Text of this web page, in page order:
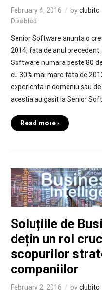
February 4, 2016 byclubitc
Disabled
Senior Software anunta o
2014, fata de anul
Software numara peste 80
cu 30% mai mare fata de
experienta in domeniu sau
acestia au gasit la Senior
Read more ›
Soluțiile de
dețin un rol
scopurilor
companiilor
February 2, 2016 byclubitc